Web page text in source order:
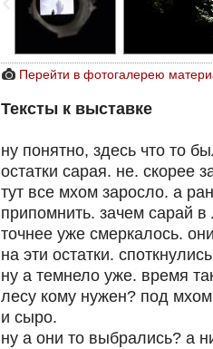
Перейти в фотогалерею
Тексты к выставке
ну понятно, здесь что то
остатки сарая. не. скорее
тут все мхом заросло. а
припомнить. зачем сарай
точнее уже смеркалось.
на эти остатки.
ну а темнело уже. время
лесу кому нужен? под
и сыро.
ну а они то выбрались? а